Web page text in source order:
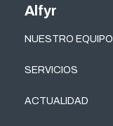
Alfyr
NUESTRO EQUIPO
SERVICIOS
ACTUALIDAD